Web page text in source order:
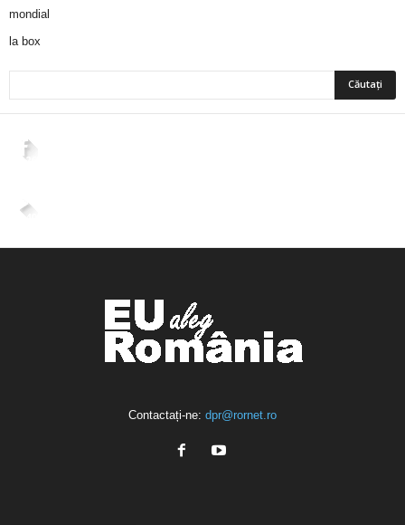
2,265
4,400
Contactați-ne: dpr@rornet.ro